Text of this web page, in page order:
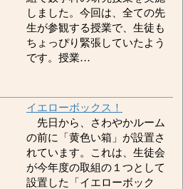
しました。今回は、全ての先
生が参観する授業で、生徒も
ちょっぴり緊張していたよう
です。授業…
イエローボックス！
先日から、さわやかルーム
の前に「黄色い箱」が設置さ
れています。これは、生徒会
が今年度の取組の１つとして
設置した「イエローボック